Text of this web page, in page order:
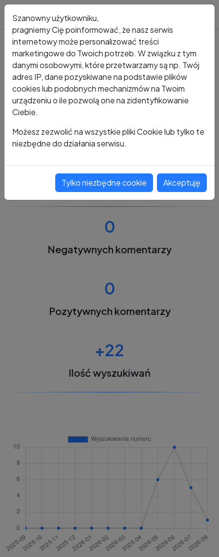
Kto dzwonił? Numer +48 223 924 941
+48 223 924 941
0
Negatywnych komentarzy
0
Pozytywnych komentarzy
+22
Ilość wyszukiwań
Szanowny użytkowniku,
pragniemy Cię poinformować, że nasz serwis
internetowy może personalizować treści
marketingowe do Twoich potrzeb. W związku z tym
danymi osobowymi, które przetwarzamy są np. Twój
adres IP, dane pozyskiwane na podstawie plików
cookies lub podobnych mechanizmów na Twoim
urządzeniu o ile pozwolą one na zidentyfikowanie
Ciebie.
Możesz zezwolić na wszystkie pliki Cookie lub tylko te
niezbędne do działania serwisu.
Tylko niezbędne cookie Akceptuję